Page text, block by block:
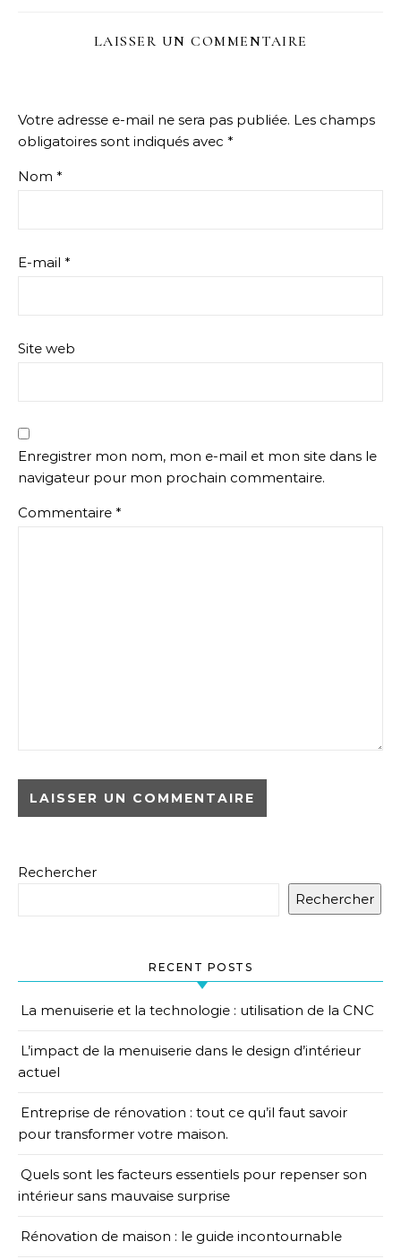
LAISSER UN COMMENTAIRE
Votre adresse e-mail ne sera pas publiée. Les champs
obligatoires sont indiqués avec *
Nom *
E-mail *
Site web
Enregistrer mon nom, mon e-mail et mon site dans le
navigateur pour mon prochain commentaire.
Commentaire *
Rechercher
Rechercher
RECENT POSTS
La menuiserie et la technologie : utilisation de la CNC
L’impact de la menuiserie dans le design d’intérieur
actuel
Entreprise de rénovation : tout ce qu’il faut savoir
pour transformer votre maison.
Quels sont les facteurs essentiels pour repenser son
intérieur sans mauvaise surprise
Rénovation de maison : le guide incontournable